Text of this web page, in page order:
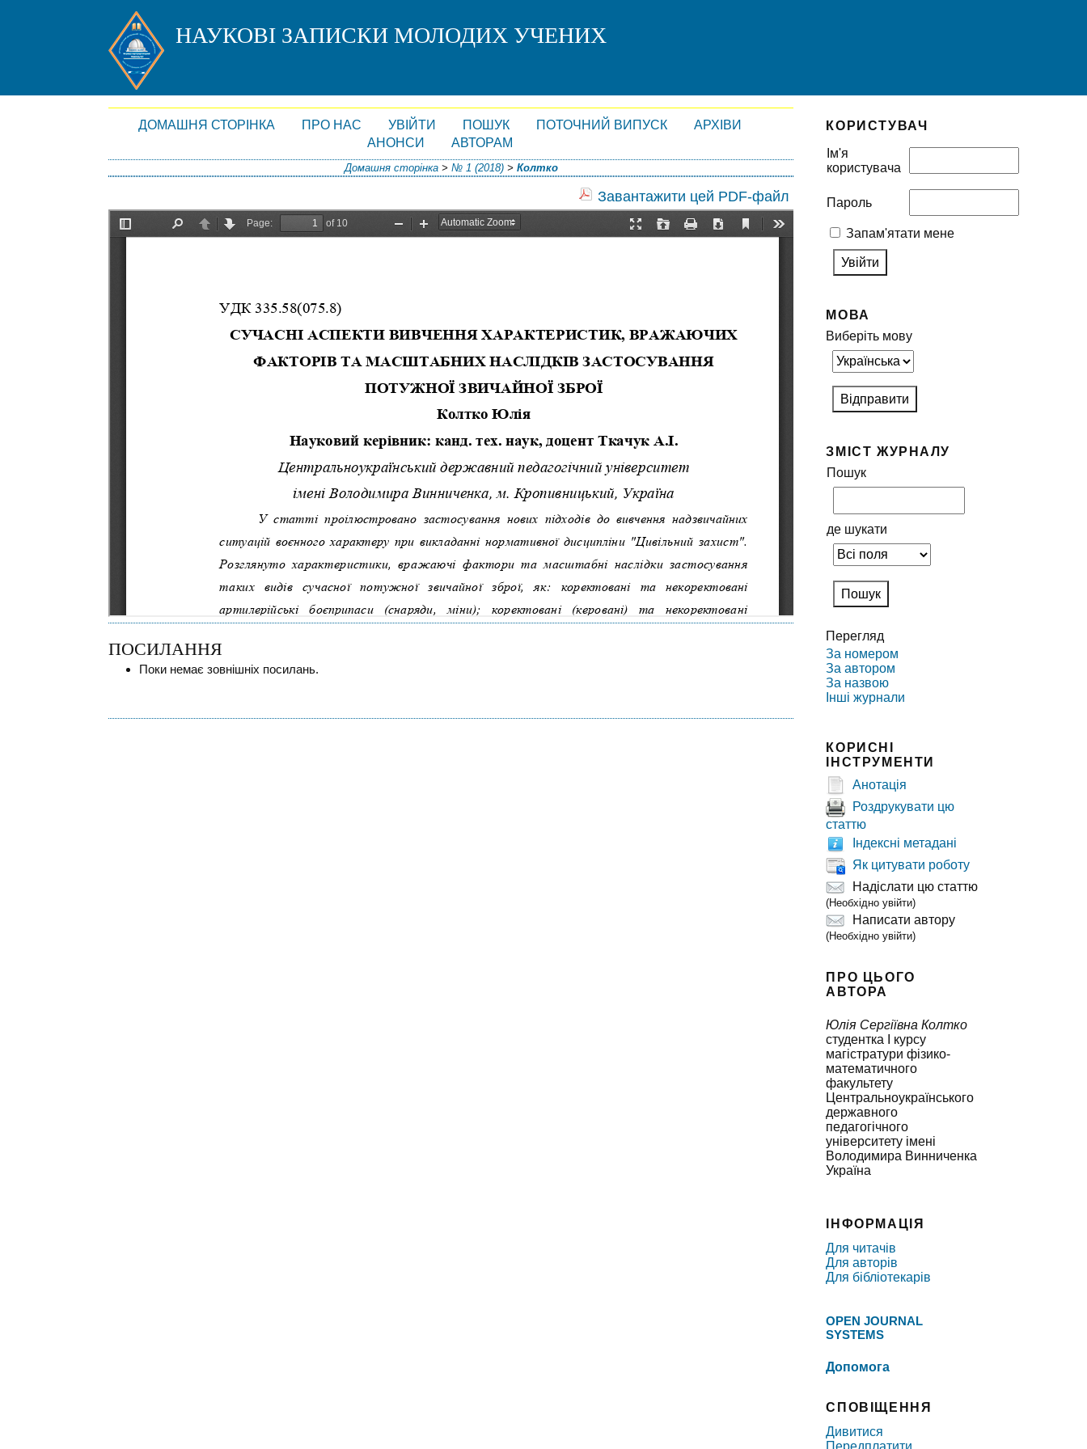
НАУКОВІ ЗАПИСКИ МОЛОДИХ УЧЕНИХ
КОРИСТУВАЧ
Ім'я
користувача
Пароль
Запам'ятати мене
МОВА
Виберіть мову
ЗМІСТ ЖУРНАЛУ
Пошук
де шукати
Перегляд
За номером
За автором
За назвою
Інші журнали
КОРИСНІ
ІНСТРУМЕНТИ
Анотація
Роздрукувати цю
статтю
Індексні метадані
Як цитувати роботу
Надіслати цю статтю
(Необхідно увійти)
Написати автору
(Необхідно увійти)
ПРО ЦЬОГО
АВТОРА
Юлія Сергіївна Колтко
студентка I курсу
магістратури фізико-
математичного
факультету
Центральноукраїнського
державного
педагогічного
університету імені
Володимира Винниченка
Україна
ІНФОРМАЦІЯ
Для читачів
Для авторів
Для бібліотекарів
OPEN JOURNAL
SYSTEMS
Допомога
СПОВІЩЕННЯ
Дивитися
Передплатити
ДОМАШНЯ СТОРІНКА ПРО НАС УВІЙТИ ПОШУК ПОТОЧНИЙ ВИПУСК
АРХІВИ
АНОНСИ
АВТОРАМ
Домашня сторінка> № 1 (2018)> Колтко
Завантажити цей PDF-файл
ПОСИЛАННЯ
Поки немає зовнішніх посилань.